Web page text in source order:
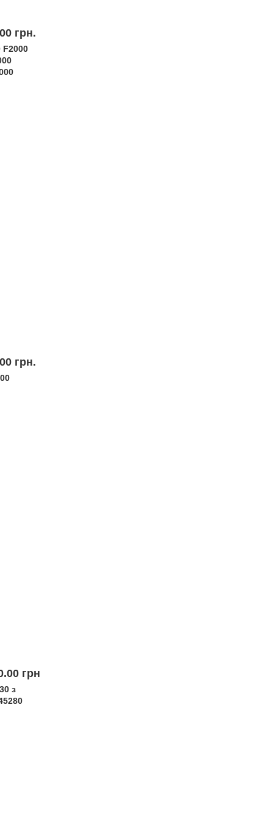
грн.
F2000
грн.
грн.
з